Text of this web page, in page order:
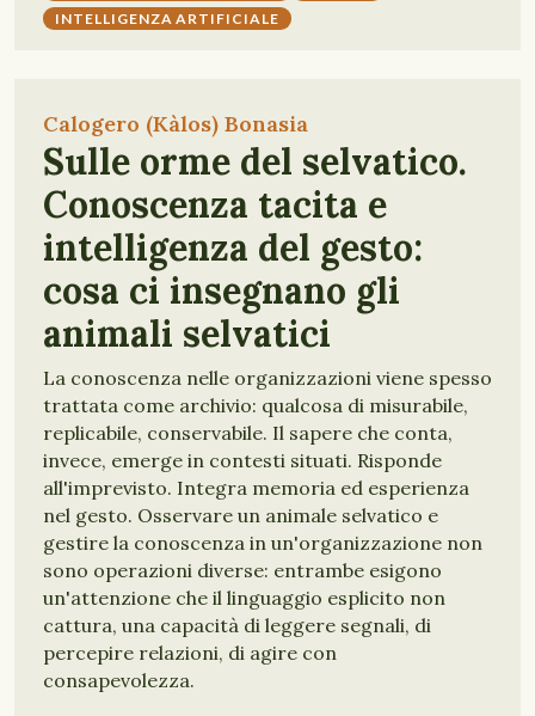
INTELLIGENZA ARTIFICIALE
Calogero (Kàlos) Bonasia
Sulle orme del selvatico.
Conoscenza tacita e
intelligenza del gesto:
cosa ci insegnano gli
animali selvatici
La conoscenza nelle organizzazioni viene spesso
trattata come archivio: qualcosa di misurabile,
replicabile, conservabile. Il sapere che conta,
invece, emerge in contesti situati. Risponde
all'imprevisto. Integra memoria ed esperienza
nel gesto. Osservare un animale selvatico e
gestire la conoscenza in un'organizzazione non
sono operazioni diverse: entrambe esigono
un'attenzione che il linguaggio esplicito non
cattura, una capacità di leggere segnali, di
percepire relazioni, di agire con
consapevolezza.